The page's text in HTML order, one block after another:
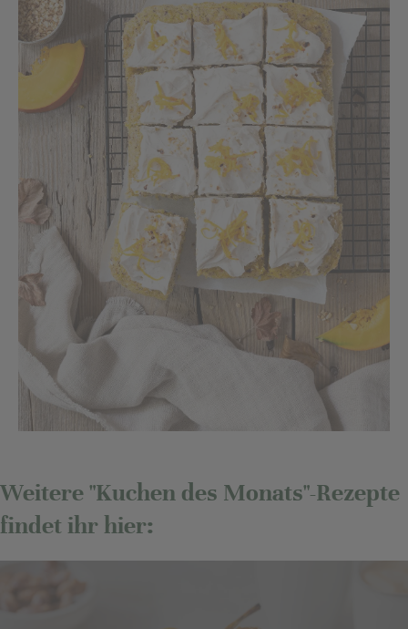
Weitere "Kuchen des Monats"-Rezepte
findet ihr hier: